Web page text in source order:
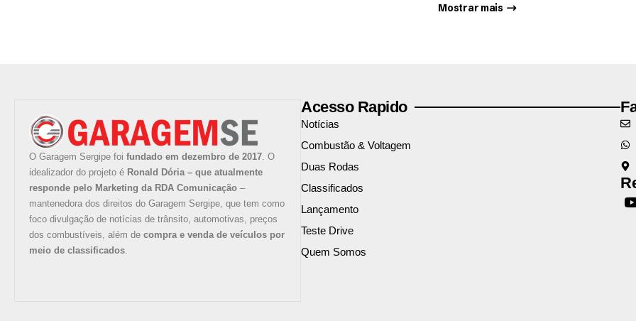
Mostrar mais
O Garagem Sergipe foi fundado em dezembro de 2017. O
idealizador do projeto é Ronald Dória – que atualmente
responde pelo Marketing da RDA Comunicação –
mantenedora dos direitos do Garagem Sergipe, que tem como
foco divulgação de notícias de trânsito, automotivas, preços
dos combustíveis, além de compra e venda de veículos por
meio de classificados.
Acesso Rapido
Notícias
Combustão & Voltagem
Duas Rodas
Classificados
Lançamento
Teste Drive
Quem Somos